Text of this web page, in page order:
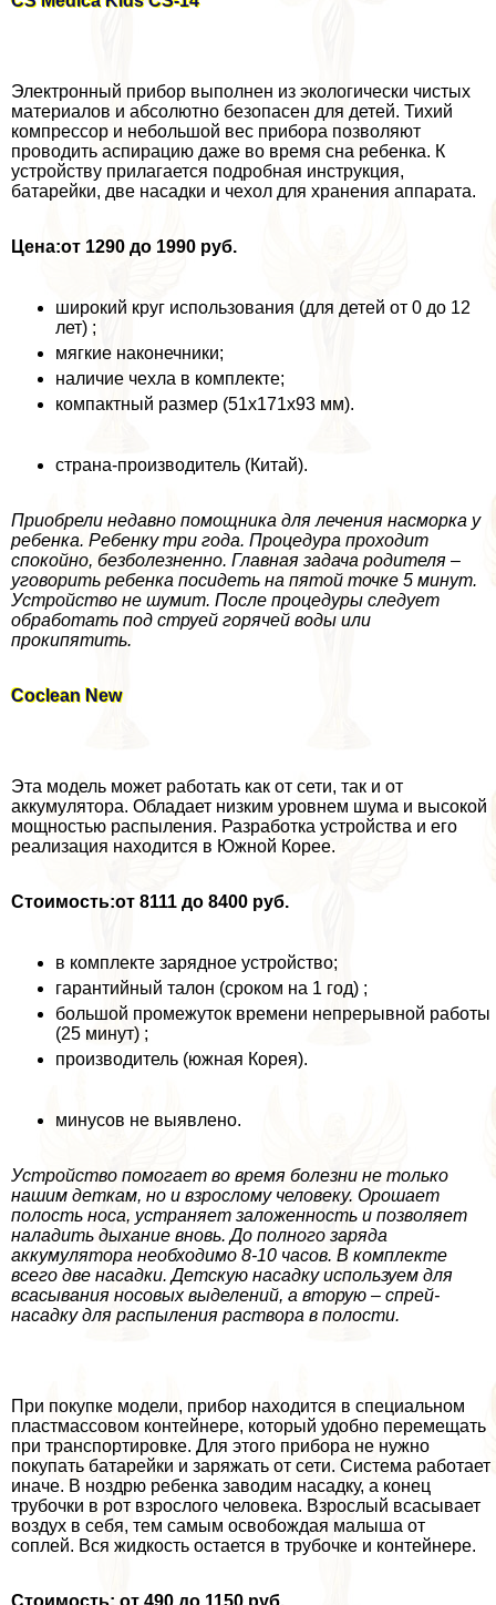
Электронный прибор выполнен из экологически чистых
материалов и абсолютно безопасен для детей. Тихий
компрессор и небольшой вес прибора позволяют
проводить аспирацию даже во время сна ребенка. К
устройству прилагается подробная инструкция,
батарейки, две насадки и чехол для хранения аппарата.
Цена:от 1290 до 1990 руб.
широкий круг использования (для детей от 0 до 12
лет) ;
мягкие наконечники;
наличие чехла в комплекте;
компактный размер (51x171x93 мм).
страна-производитель (Китай).
Приобрели недавно помощника для лечения насморка у
ребенка. Ребенку три года. Процедypa проходит
спокойно, безболезненно. Главная задача родителя –
уговорить ребенка посидеть на пятой точке 5 минут.
Устройство не шумит. После процедуры следует
обработать под струей горячей воды или
прокипятить.
Coclean New
Эта модель может работать как от сети, так и от
аккумулятора. Обладает низким уровнем шума и высокой
мощностью распыления. Разработка устройства и его
реализация находится в Южной Корее.
Стоимость:от 8111 до 8400 руб.
в комплекте зарядное устройство;
гарантийный талон (сроком на 1 год) ;
большой промежуток времени непрерывной работы
(25 минут) ;
производитель (южная Корея).
минусов не выявлено.
Устройство помогает во время болезни не только
нашим деткам, но и взрослому человеку. Орошает
полость носа, устраняет заложенность и позволяет
наладить дыхание вновь. До полного заряда
аккумулятора необходимо 8-10 часов. В комплекте
всего две насадки. Детскую насадку используем для
всасывания носовых выделений, а вторую – спрей-
насадку для распыления раствора в полости.
При покупке модели, прибор находится в специальном
пластмассовом контейнере, который удобно перемещать
при трaнcпортировке. Для этого прибора не нужно
покупать батарейки и заряжать от сети. Система работает
иначе. В ноздрю ребенка заводим насадку, а конец
трубочки в рот взрослого человека. Взрослый всасывает
воздух в себя, тем самым освобождая малыша от
соплей. Вся жидкость остается в трубочке и контейнере.
Стоимость: от 490 до 1150 руб.